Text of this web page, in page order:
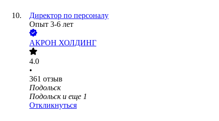
Директор по персоналу
Опыт 3-6 лет
АКРОН ХОЛДИНГ
4.0
•
361 отзыв
Подольск
Подольск и еще 1
Откликнуться